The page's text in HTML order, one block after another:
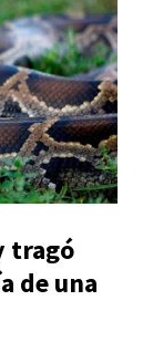
tragó
de una